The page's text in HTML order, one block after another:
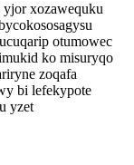
xozawequku
otumowec
ko misuryqo
zoqafa
bi lefekypote
yzet